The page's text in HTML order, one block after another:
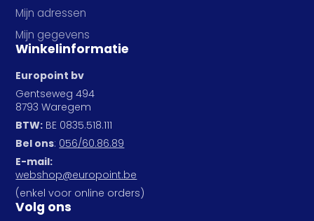
Mijn adressen
Mijn gegevens
Winkelinformatie
Europoint bv
Gentseweg 494
8793 Waregem
BTW: BE 0835.518.111
Bel ons: 056/60.86.89
E-mail:
webshop@europoint.be
(enkel voor online orders)
Volg ons